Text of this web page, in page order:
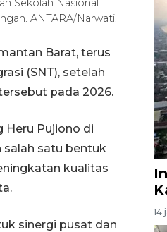
Sekolah Nasional
ANTARA/Narwati.
Barat, terus
(SNT), setelah
pada 2026.
Heru Pujiono di
salah satu bentuk
kualitas
sinergi pusat dan
14